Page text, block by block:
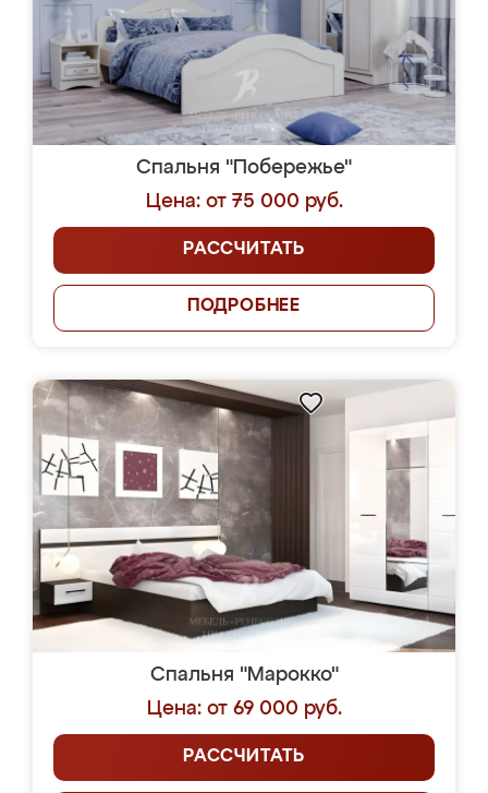
Спальня "Побережье"
Цена: от 75 000 руб.
РАССЧИТАТЬ
ПОДРОБНЕЕ
Спальня "Марокко"
Цена: от 69 000 руб.
РАССЧИТАТЬ